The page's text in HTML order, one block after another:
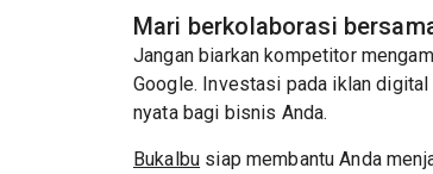
Mari berkolaborasi
Jangan biarkan kompetitor
Google. Investasi pada iklan
nyata bagi bisnis Anda.
Bukalbu siap membantu Anda